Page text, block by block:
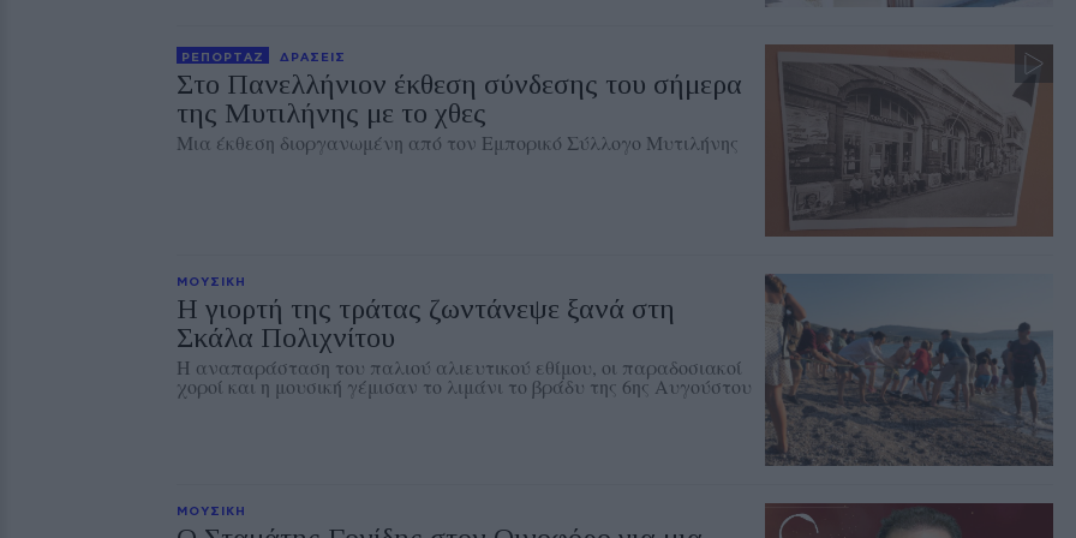
ΡΕΠΟΡΤΑΖ ΔΡΑΣΕΙΣ
Στο Πανελλήνιον έκθεση σύνδεσης του σήμερα
της Μυτιλήνης με το χθες
Μια έκθεση διοργανωμένη από τον Εμπορικό Σύλλογο Μυτιλήνης
ΜΟΥΣΙΚΗ
Η γιορτή της τράτας ζωντάνεψε ξανά στη
Σκάλα Πολιχνίτου
Η αναπαράσταση του παλιού αλιευτικού εθίμου, οι παραδοσιακοί
χοροί και η μουσική γέμισαν το λιμάνι το βράδυ της 6ης Αυγούστου
ΜΟΥΣΙΚΗ